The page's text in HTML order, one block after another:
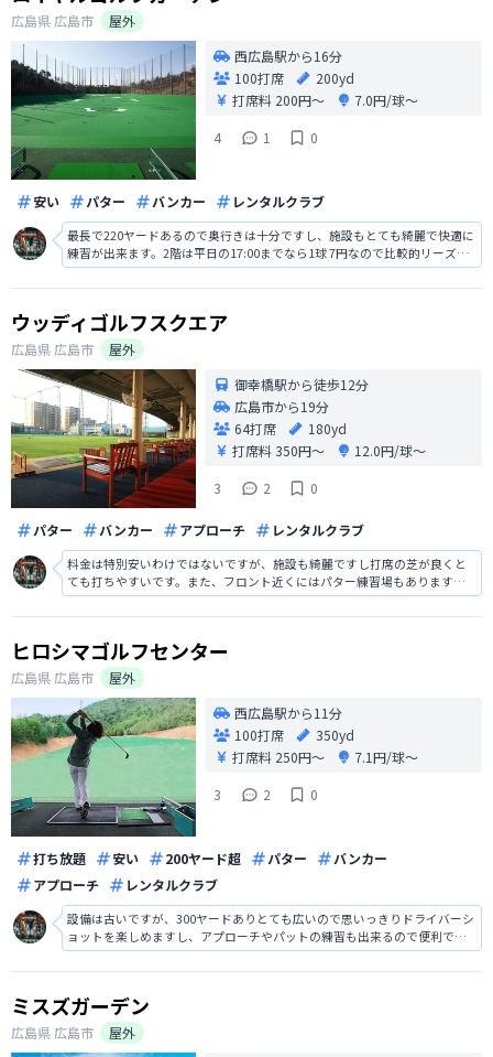
広島県 広島市
屋外
西広島駅から16分
100打席
200yd
打席料 200円〜
7.0円/球〜
4
1 0
安い パター バンカー レンタルクラブ
最長で220ヤードあるので奥行きは十分ですし、施設もとても綺麗で快適に
練習が出来ます。2階は平日の17:00までなら1球 7円なので比較的リーズナ
ブルですし、パターやバンカーなどの練習場もあります。打ち放題はない
ですが、雰囲気が良く気持ち良かったです。
ウッディゴルフスクエア
広島県 広島市
屋外
御幸橋駅から徒歩12分
広島市から19分
64打席
180yd
打席料350円〜
12.0円/球〜
3
2 0
パター バンカー アプローチ レンタルクラブ
料金は特別安いわけではないですが、施設も綺麗ですし打席の芝が良くと
ても打ちやすいです。また、フロント近くにはパター練習場もあります
し、打席にはヒーターなども完備されているので寒いシーズンは助かりま
す。奥行きが180ヤードしかないので飛距離は出せませんが、綺麗な施設で
ヒロシマゴルフセンター
広島県 広島市
屋外
西広島駅から11分
100打席
350yd
打席料 250円〜
7.1円/球〜
3
2 0
打ち放題 安い 200ヤード超 パター
バンカー
アプローチ
レンタルクラブ
設備は古いですが、300ヤードありとても広いので思いっきりドライバーシ
ョットを楽しめますし、アプローチやパットの練習も出来るので便利でし
た。また、1,400円打ち放題で時間制限がないので大変ありがたいですし、
食事も出来るのでとても良かったです。
ミスズガーデン
広島県 広島市
屋外